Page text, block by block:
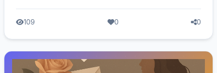
109 0 0